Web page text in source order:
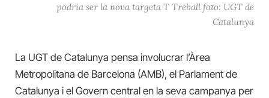
podria ser la nova targeta T Treball foto: UGT de
Catalunya
La UGT de Catalunya pensa involucrar l’Àrea
Metropolitana de Barcelona (AMB), el Parlament de
Catalunya i el Govern central en la seva campanya per